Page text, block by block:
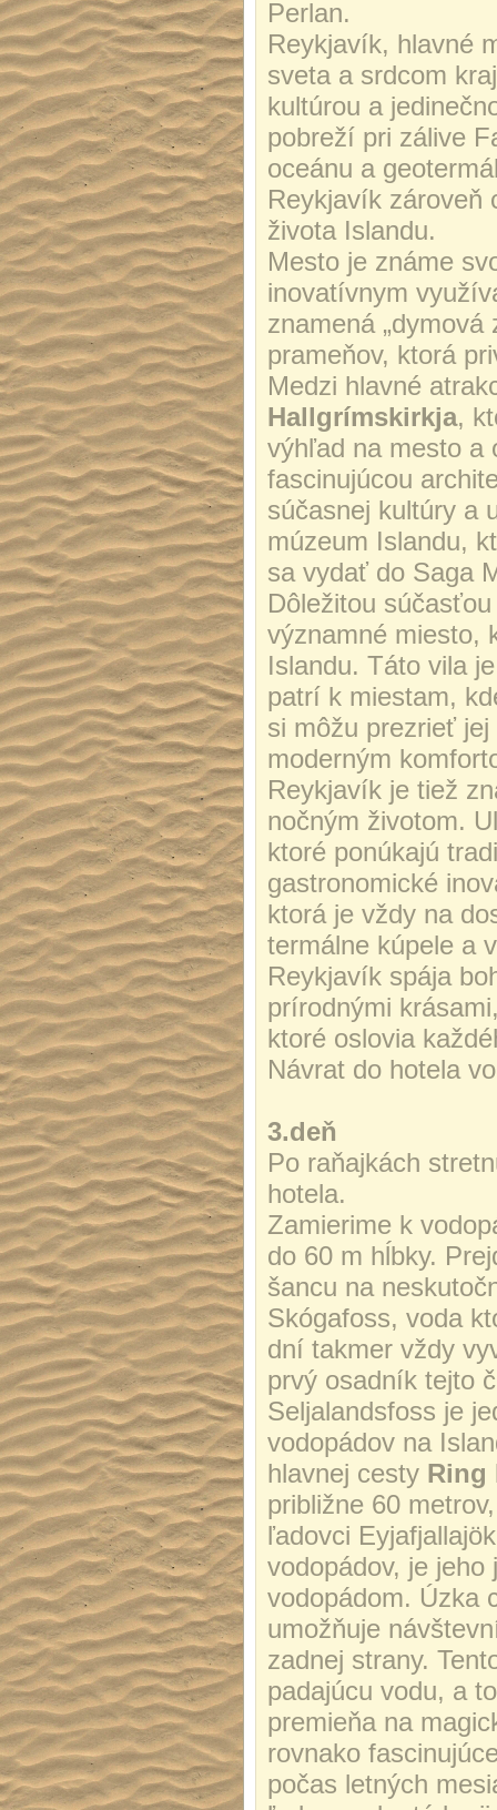
Perlan.
Reykjavík, hlavné
sveta a srdcom
kultúrou a
pobreží pri zálive
oceánu a
Reykjavík zároveň
života Islandu.
Mesto je známe
inovatívnym
znamená
prameňov, ktorá
Medzi hlavné
Hallgrímskirkja,
výhľad na mesto a
fascinujúcou
súčasnej kultúry a
múzeum Islandu,
sa vydať do Saga
Dôležitou
významné miesto,
Islandu. Táto vila
patrí k miestam,
si môžu prezrieť
moderným
Reykjavík je tiež
nočným životom.
ktoré ponúkajú
gastronomické
ktorá je vždy na
termálne kúpele a
Reykjavík spája
prírodnými
ktoré oslovia
Návrat do hotela
3.deň
Po raňajkách
hotela.
Zamierime k
do 60 m hĺbky.
šancu na
Skógafoss, voda
dní takmer vždy
prvý osadník tejto
Seljalandsfoss je
vodopádov na
hlavnej cesty Ring
približne 60
ľadovci
vodopádov, je
vodopádom. Úzka
umožňuje
zadnej strany.
padajúcu vodu, a
premieňa na
rovnako
počas letných